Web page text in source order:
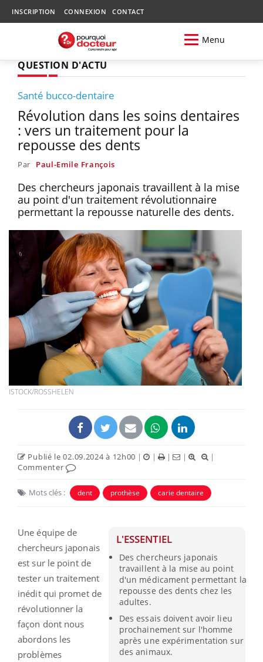
INSCRIPTION CONNEXION CONTACT
Menu
QUESTION D'ACTU
Santé bucco-dentaire
Révolution dans les soins dentaires
: vers un traitement pour la
repousse des dents
Par Paul-Emile François
Des chercheurs japonais travaillent à la mise
au point d'un traitement révolutionnaire
permettant la repousse naturelle des dents.
ISTOCK/ROSSHELEN
Publié le 02.09.2024 à 12h00 | | | |
|
Commenter
Mots clés : dent prothèse carie dentaire
L'ESSENTIEL
Des chercheurs japonais
travaillent à la mise au point
d'un médicament permettant la
repousse des dents chez les
adultes.
Des essais doivent avoir lieu
prochainement sur l'homme
après une expérimentation sur
des animaux.
Une équipe de
chercheurs japonais
est sur le point de
tester un traitement
inédit qui promet de
révolutionner la
façon dont nous
abordons les
problèmes